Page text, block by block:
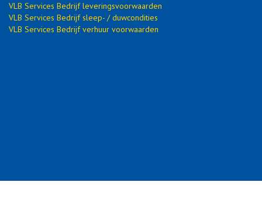
VLB Services Bedrijf leveringsvoorwaarden
VLB Services Bedrijf sleep- / duwcondities
VLB Services Bedrijf verhuur voorwaarden